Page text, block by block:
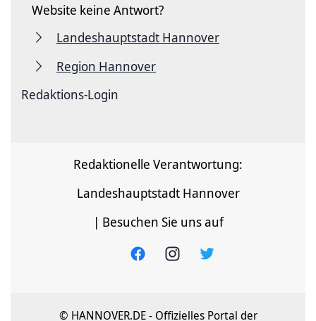
Website keine Antwort?
Landeshauptstadt Hannover
Region Hannover
Redaktions-Login
Redaktionelle Verantwortung:
Landeshauptstadt Hannover
| Besuchen Sie uns auf
© HANNOVER.DE - Offizielles Portal der